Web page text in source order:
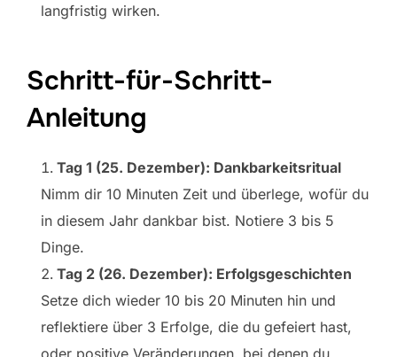
langfristig wirken.
Schritt-für-Schritt-
Anleitung
Tag 1 (25. Dezember): Dankbarkeitsritual
Nimm dir 10 Minuten Zeit und überlege, wofür du
in diesem Jahr dankbar bist. Notiere 3 bis 5
Dinge.
Tag 2 (26. Dezember): Erfolgsgeschichten
Setze dich wieder 10 bis 20 Minuten hin und
reflektiere über 3 Erfolge, die du gefeiert hast,